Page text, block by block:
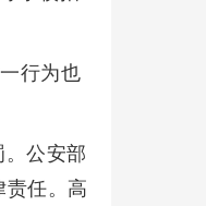
行为也
公安部
任。高